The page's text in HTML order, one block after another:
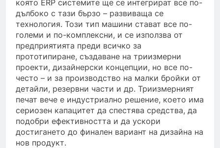
която ERP системите ще се интегрират все по-
дълбоко с тази бързо – развиваща се
технология. Този тип машини стават все по-
големи и по-комплексни, и се използва от
предприятията преди всичко за
прототипиране, създаване на триизмерни
проекти, дизайнерски концепции, но все по-
често – и за производство на малки бройки от
детайли, резервни части и др. Триизмерният
печат вече е индустриално решение, което има
сериозен капацитет да спестява средства, да
подобри ефективността и да ускори
достигането до финален вариант на дизайна на
нов продукт.